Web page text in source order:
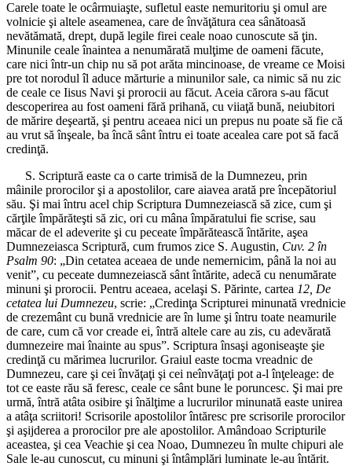
Carele toate le ocârmuiaşte, sufletul easte nemuritoriu şi omul are
volnicie şi altele aseamenea, care de învăţătura cea sânătoasă
nevătămată, drept, după legile firei ceale noao cunoscute să ţin.
Minunile ceale înaintea a nenumărată mulţime de oameni făcute,
care nici într-un chip nu să pot arăta mincinoase, de vreame ce Moisi
pre tot norodul îl aduce mărturie a minunilor sale, ca nimic să nu zic
de ceale ce Iisus Navi şi prorocii au făcut. Aceia cărora s-au făcut
descoperirea au fost oameni fără prihană, cu viiaţă bună, neiubitori
de mărire deşeartă, şi pentru aceaea nici un prepus nu poate să fie că
au vrut să înşeale, ba încă sânt întru ei toate acealea care pot să facă
credinţă.
S. Scriptură easte ca o carte trimisă de la Dumnezeu, prin
mâinile prorocilor şi a apostolilor, care aiavea arată pre începătoriul
său. Şi mai întru acel chip Scriptura Dumnezeiască să zice, cum şi
cărţile împărăteşti să zic, ori cu mâna împăratului fie scrise, sau
măcar de el adeverite şi cu peceate împărătească întărite, aşea
Dumnezeiasca Scriptură, cum frumos zice S. Augustin, Cuv. 2 în
Psalm 90: „Din cetatea aceaea de unde nemernicim, până la noi au
venit”, cu peceate dumnezeiască sânt întărite, adecă cu nenumărate
minuni şi prorocii. Pentru aceaea, acelaşi S. Părinte, cartea 12, De
cetatea lui Dumnezeu, scrie: „Credinţa Scripturei minunată vrednicie
de crezemânt cu bună vrednicie are în lume şi întru toate neamurile
de care, cum că vor creade ei, întră altele care au zis, cu adevărată
dumnezeire mai înainte au spus”. Scriptura însaşi agoniseaşte şie
credinţă cu mărimea lucrurilor. Graiul easte tocma vreadnic de
Dumnezeu, care şi cei învăţaţi şi cei neînvăţaţi pot a-l înţeleage: de
tot ce easte rău să feresc, ceale ce sânt bune le poruncesc. Şi mai pre
urmă, întră atâta osibire şi înălţime a lucrurilor minunată easte unirea
a atâţa scriitori! Scrisorile apostolilor întăresc pre scrisorile prorocilor
şi aşijderea a prorocilor pre ale apostolilor. Amândoao Scripturile
aceastea, şi cea Veachie şi cea Noao, Dumnezeu în multe chipuri ale
Sale le-au cunoscut, cu minuni şi întâmplări luminate le-au întărit.